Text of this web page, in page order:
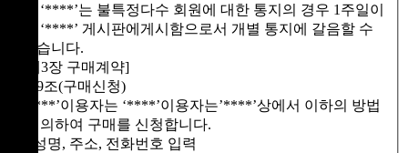
② ‘****’는 불특정다수 회원에 대한 통지의 경우 1주일이
상 ‘****’ 게시판에게시함으로서 개별 통지에 갈음할 수
있습니다.
[제3장 구매계약]
제9조(구매신청)
‘****’이용자는 ‘****’이용자는’****’상에서 이하의 방법
에 의하여 구매를 신청합니다.
1.성명, 주소, 전화번호 입력